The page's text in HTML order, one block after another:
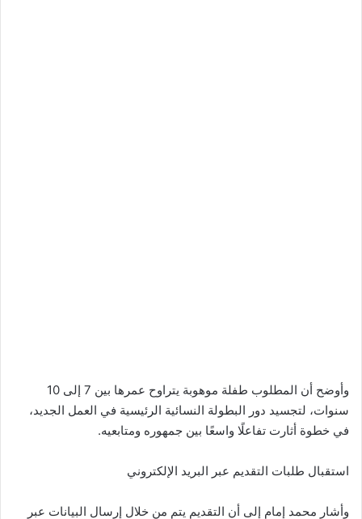
وأوضح أن المطلوب طفلة موهوبة يتراوح عمرها بين 7 إلى 10
سنوات، لتجسيد دور البطولة النسائية الرئيسية في العمل الجديد،
في خطوة أثارت تفاعلًا واسعًا بين جمهوره ومتابعيه.
استقبال طلبات التقديم عبر البريد الإلكتروني
وأشار محمد إمام إلى أن التقديم يتم من خلال إرسال البيانات عبر